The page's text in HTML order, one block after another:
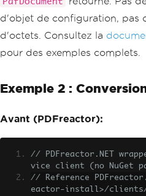
d'objet de configuration, pas
d'octets. Consultez la
pour des exemples complets.
Exemple 2 :
Avant (PDFreactor):
// PDFreactor.NET
vice client (no NuGet
// Reference
eactor-install>/clients/